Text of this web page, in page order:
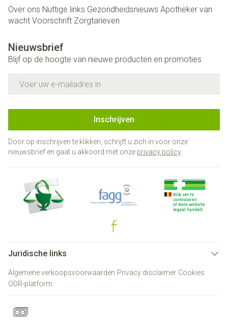
Over ons Nuttige links Gezondheidsnieuws Apotheker van
wacht Voorschrift Zorgtarieven
Nieuwsbrief
Blijf op de hoogte van nieuwe producten en promoties
Inschrijven
Door op inschrijven te klikken, schrijft u zich in voor onze
nieuwsbrief en gaat u akkoord met onze privacy policy.
Juridische links
Algemene verkoopsvoorwaarden Privacy disclaimer Cookies
ODR-platform